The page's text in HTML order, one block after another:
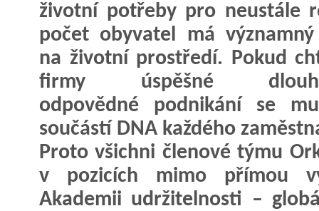
životní potřeby pro neustále
počet obyvatel má
na životní prostředí. Pokud
firmy úspěšné
odpovědné podnikání se
součástí DNA každého
Proto všichni členové týmu
v pozicích mimo přímou
Akademii udržitelnosti –